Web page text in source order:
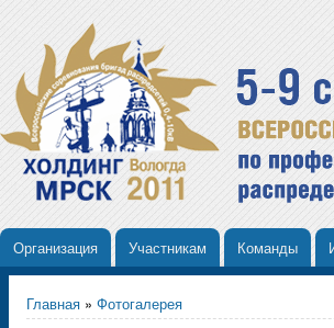
Организация Участникам Команды
Главная » Фотогалерея